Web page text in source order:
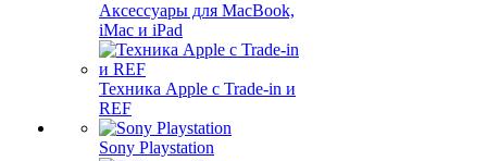
Аксессуары для MacBook,
iMac и iPad
Техника Apple с Trade-in и
REF
Sony Playstation